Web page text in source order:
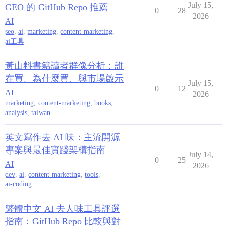
GEO 的 GitHub Repo 推薦
AI
seo, ai, marketing, content-marketing,
ai工具
0 28
July 15,
2026
黃山料書籍讀者群像分析：誰
在買、為什麼買、與市場啟示
AI
marketing, content-marketing, books,
analysis, taiwan
0 12
July 15,
2026
英文寫作去 AI 味：主流開源
專案與最佳實踐架構指南
AI
dev, ai, content-marketing, tools,
ai-coding
0 25
July 14,
2026
繁體中文 AI 去人味工具評選
指南：GitHub Repo 比較與對